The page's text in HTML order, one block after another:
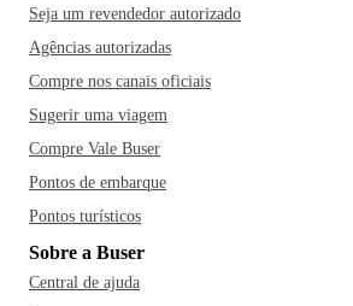
Seja um revendedor autorizado
Agências autorizadas
Compre nos canais oficiais
Sugerir uma viagem
Compre Vale Buser
Pontos de embarque
Pontos turísticos
Sobre a Buser
Central de ajuda